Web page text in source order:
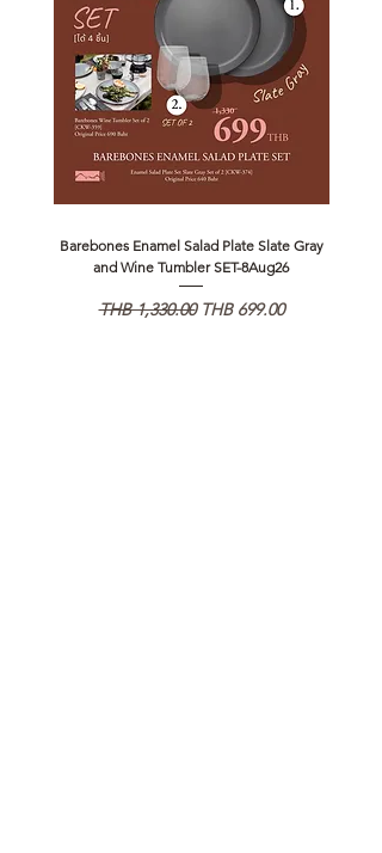
Barebones Enamel Salad Plate Slate Gray
and Wine Tumbler SET-8Aug26
通常価格
THB 1,330.00 セール価格
THB 699.00